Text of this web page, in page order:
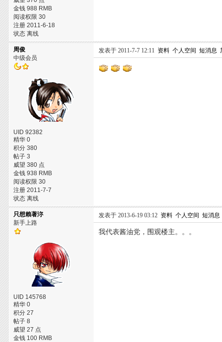
金钱 988 RMB
阅读权限 30
注册 2011-6-18
状态 离线
周俊
中级会员
UID 92382
精华 0
积分 380
帖子 3
威望 380 点
金钱 938 RMB
阅读权限 30
注册 2011-7-7
状态 离线
发表于 2011-7-7 12:11 资料 个人空间 短消息
只想賴著沵
新手上路
UID 145768
精华 0
积分 27
帖子 8
威望 27 点
金钱 100 RMB
发表于 2013-6-19 03:12 资料 个人空间 短消息
我代表酱油党，围观楼主。。。